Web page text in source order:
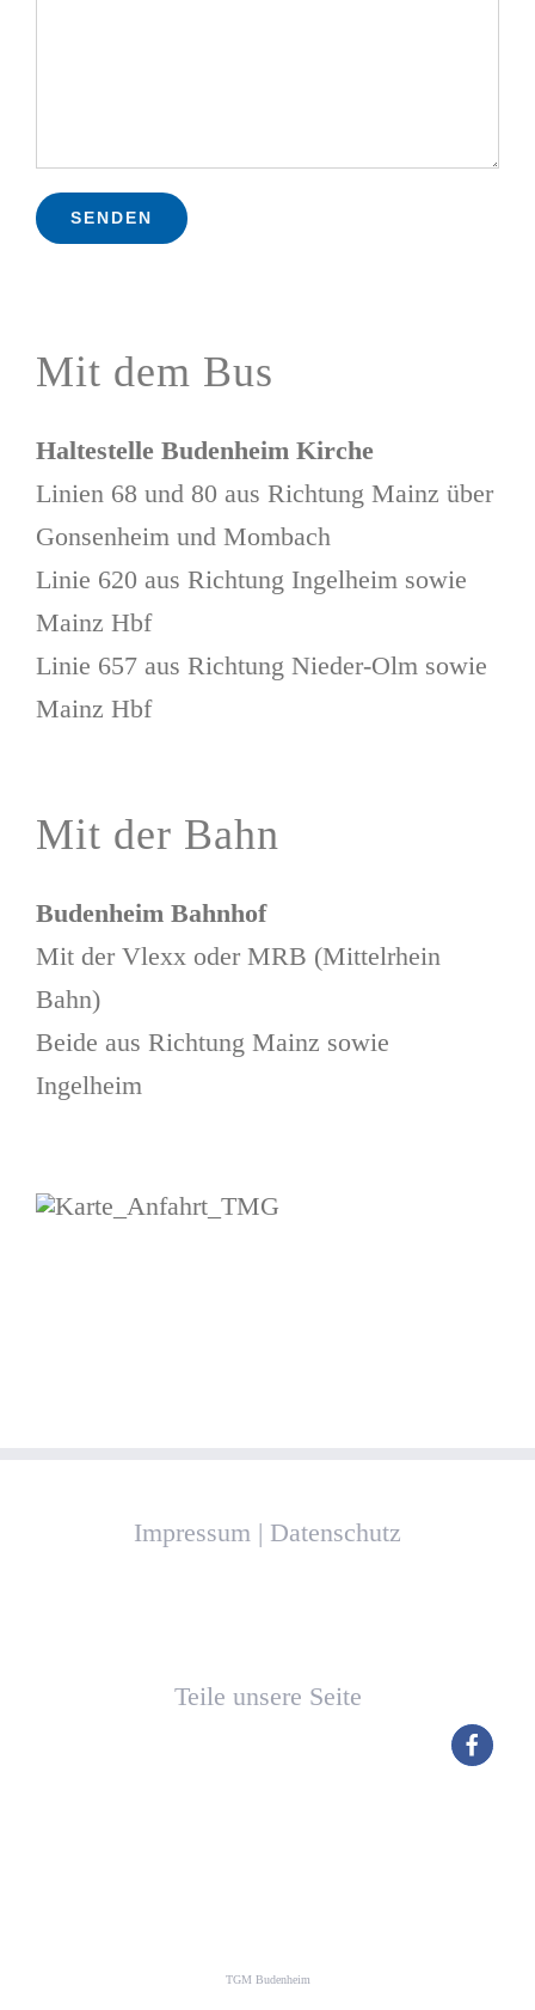
Mit dem Bus
Haltestelle Budenheim Kirche
Linien 68 und 80 aus Richtung Mainz über
Gonsenheim und Mombach
Linie 620 aus Richtung Ingelheim sowie
Mainz Hbf
Linie 657 aus Richtung Nieder-Olm sowie
Mainz Hbf
Mit der Bahn
Budenheim Bahnhof
Mit der Vlexx oder MRB (Mittelrhein
Bahn)
Beide aus Richtung Mainz sowie
Ingelheim
Impressum | Datenschutz
Teile unsere Seite
TGM Budenheim